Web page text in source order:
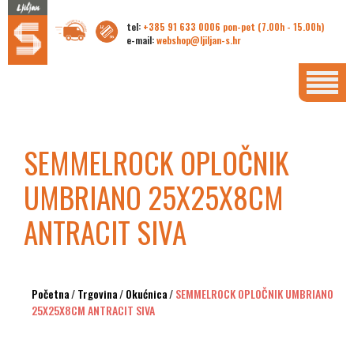
tel: +385 91 633 0006 pon-pet (7.00h - 15.00h)
e-mail:webshop@ljiljan-s.hr
SEMMELROCK OPLOČNIK
UMBRIANO 25X25X8CM
ANTRACIT SIVA
Početna/Trgovina/Okućnica/SEMMELROCK OPLOČNIK UMBRIANO
25X25X8CM ANTRACIT SIVA